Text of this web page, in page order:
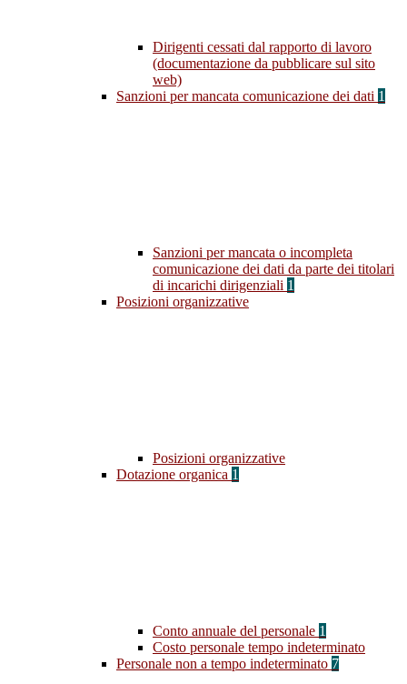
Dirigenti cessati dal rapporto di lavoro
(documentazione da pubblicare sul sito
web)
Sanzioni per mancata comunicazione dei dati 1
Sanzioni per mancata o incompleta
comunicazione dei dati da parte dei titolari
di incarichi dirigenziali 1
Posizioni organizzative
Posizioni organizzative
Dotazione organica 1
Conto annuale del personale 1
Costo personale tempo indeterminato
Personale non a tempo indeterminato 7